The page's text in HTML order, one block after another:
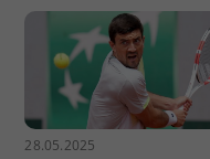
28.05.2025